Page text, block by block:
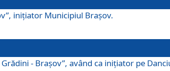
iniţiator Municipiul Braşov.
- Braşov”, având ca iniţiator pe